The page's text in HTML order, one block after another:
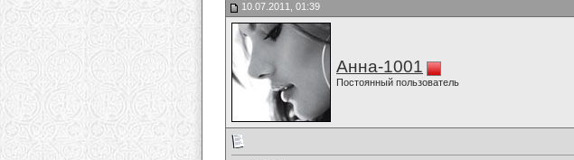
10.07.2011, 01:39
Анна-1001
Постоянный пользователь